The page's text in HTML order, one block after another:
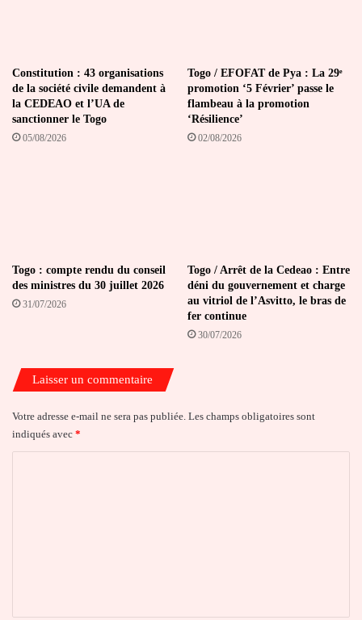
Constitution : 43 organisations
de la société civile demandent à
la CEDEAO et l’UA de
sanctionner le Togo
05/08/2026
Togo / EFOFAT de Pya : La 29ᵉ
promotion ‘5 Février’ passe le
flambeau à la promotion
‘Résilience’
02/08/2026
Togo : compte rendu du conseil
des ministres du 30 juillet 2026
31/07/2026
Togo / Arrêt de la Cedeao : Entre
déni du gouvernement et charge
au vitriol de l’Asvitto, le bras de
fer continue
30/07/2026
Laisser un commentaire
Votre adresse e-mail ne sera pas publiée. Les champs obligatoires sont
indiqués avec *